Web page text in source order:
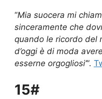
“Mia suocera mi
sinceramente che
quando le ricordo del
d’oggi è di moda
esserne orgogliosi’“.
15#